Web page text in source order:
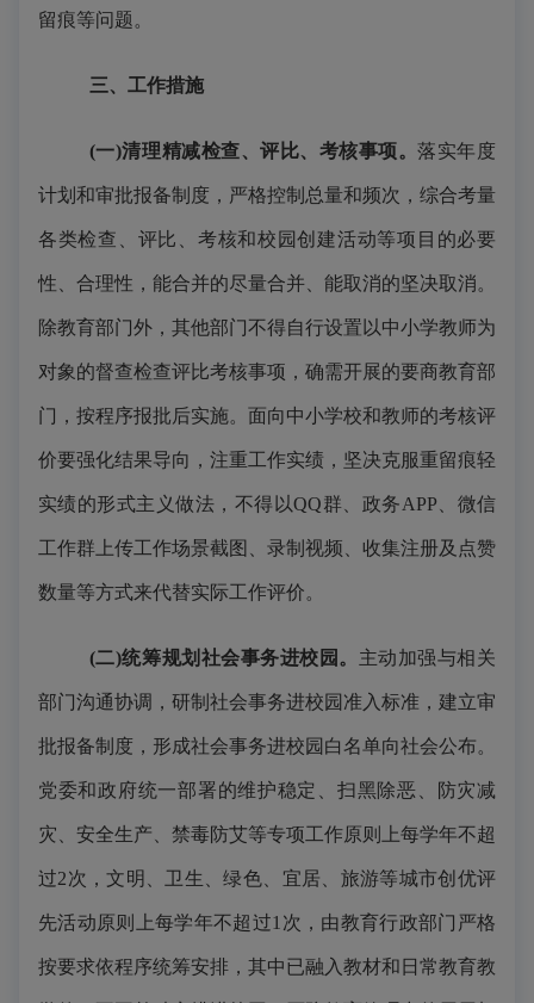
留痕等问题。
三、工作措施
(一)清理精减检查、评比、考核事项。落实年度
计划和审批报备制度，严格控制总量和频次， 综合考量
各类检查、评比、考核和校园创建活动等项目的必要
性、合理性， 能合并的尽量合并、能取消的坚决取消。
除教育部门外，其他部门不得自行设置以中小学教师为
对象的督查检查评比考核事项，确需开展的要商教育部
门，按程序报批后实施。 面向中小学校和教师的考核评
价要强化结果导向，注重工作实绩，坚决克服重留痕轻
实绩的形式主义做法，不得以QQ群、政务APP、微信
工作群上传工作场景截图、录制视频、收集注册及点赞
数量等方式来代替实际工作评价。
(二)统筹规划社会事务进校园。 主动加强与相关
部门沟通协调，研制社会事务进校园准入标准，建立审
批报备制度，形成社会事务进校园白名单向社会公布。
党委和政府统一部署的维护稳定、扫黑除恶、防灾减
灾、安全生产、禁毒防艾等专项工作原则上每学年不超
过2次，文明、卫生、绿色、宜居、旅游等城市创优评
先活动原则上每学年不超过1次，由教育行政部门严格
按要求依程序统筹安排，其中已融入教材和日常教育教